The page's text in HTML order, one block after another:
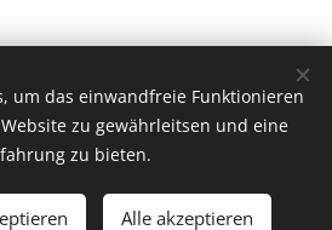
um das einwandfreie Funktionieren
zu gewährleitsen und eine
zu bieten.
Alle akzeptieren